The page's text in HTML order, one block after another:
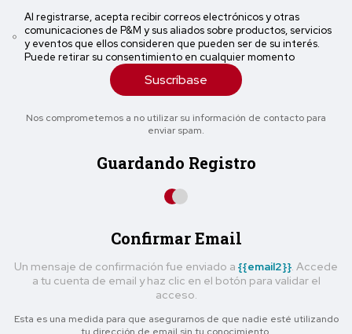
Al registrarse, acepta recibir correos electrónicos y otras
comunicaciones de P&M y sus aliados sobre productos, servicios
y eventos que ellos consideren que pueden ser de su interés.
Puede retirar su consentimiento en cualquier momento
Suscríbase
Nos comprometemos a no utilizar su información de contacto para
enviar spam.
Guardando Registro
Confirmar Email
Un mensaje de confirmación fue enviado a {{email2}} . Accede
a tu cuenta de email y haz clic en el botón para validar el
acceso.
Esta es una medida para que asegurarnos de que nadie esté utilizando
tu dirección de email sin tu conocimiento.